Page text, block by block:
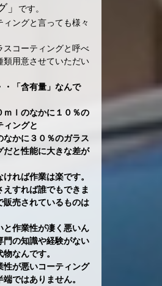
」
です。
ィングと言っても様々
スコーティングと呼べ
類用意させていただい
・「含有量」なんで
ｍｌのなかに１０％の
ィングと
なかに３０％のガラス
だと性能に大きな差が
れば作業は楽です。
えすれば誰でもできま
販売されているものは
と作業性が凄く悪いん
門の知識や経験がない
なんです。
性が悪いコーティング
ではありません。